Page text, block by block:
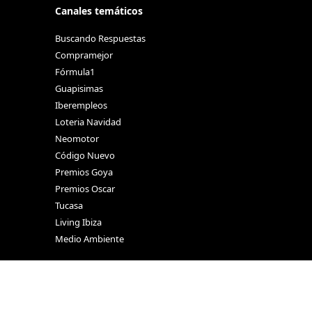
Canales temáticos
Buscando Respuestas
Compramejor
Fórmula1
Guapisimas
Iberempleos
Loteria Navidad
Neomotor
Código Nuevo
Premios Goya
Premios Oscar
Tucasa
Living Ibiza
Medio Ambiente